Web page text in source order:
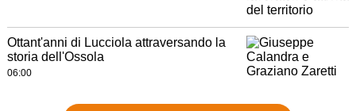
Ottant'anni di Lucciola attraversando la
storia dell'Ossola
06:00